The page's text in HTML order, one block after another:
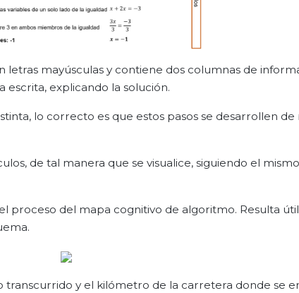
mayúsculas y contiene dos columnas de
escrita, explicando la solución.
lo correcto es que estos pasos se desarrollen de
de tal manera que se visualice, siguiendo el
proceso del mapa cognitivo de algoritmo. Resulta
y el kilómetro de la carretera donde se